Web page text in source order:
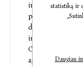
draugystę su
ir mirtis –
Camus
apdovanotas
statistiką ir
Daugiau